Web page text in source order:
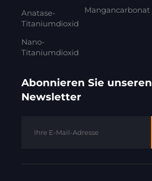
Anatase-
Titaniumdioxid
Nano-
Titaniumdioxid
Mangancarbonat
Abonnieren Sie unseren
Newsletter